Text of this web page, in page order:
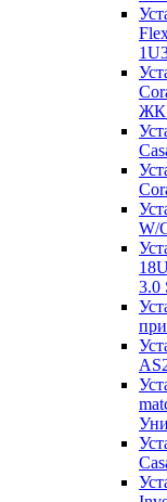
ЖК
W/
3.0